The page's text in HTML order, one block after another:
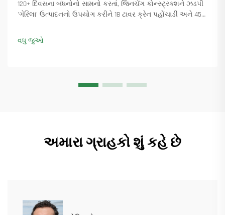
120+ દિવસના બંધનોનો સામનો કરતાં, જિનચેંગ કોન્સ્ટ્રક્શને ઝડપી
'ગેરિલા' ઉત્પાદનનો ઉપયોગ કરીને 18 ટાવર ક્રેન પહોંચાડી અને 45+
વધુ માહિતી મેળવો.
વધુ જુઓ
અમારા ગ્રાહકો શું કહે છે